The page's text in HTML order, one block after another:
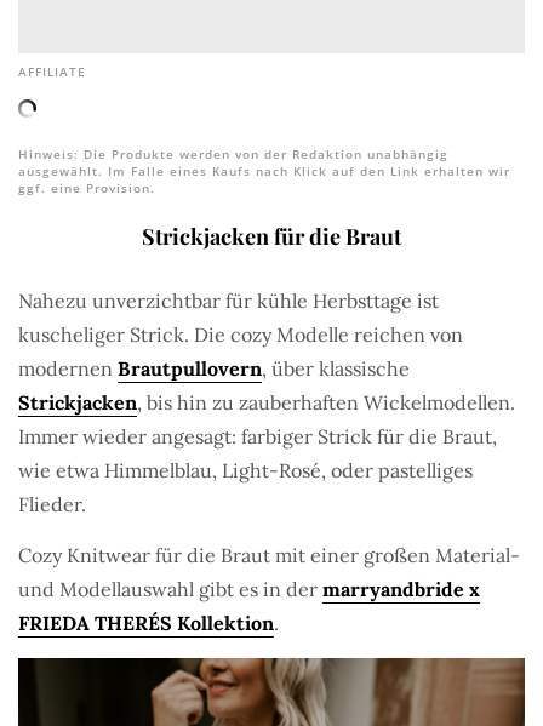
AFFILIATE
Hinweis: Die Produkte werden von der Redaktion unabhängig
ausgewählt. Im Falle eines Kaufs nach Klick auf den Link erhalten wir
ggf. eine Provision.
Strickjacken für die Braut
Nahezu unverzichtbar für kühle Herbsttage ist
kuscheliger Strick. Die cozy Modelle reichen von
modernen Brautpullovern, über klassische
Strickjacken, bis hin zu zauberhaften Wickelmodellen.
Immer wieder angesagt: farbiger Strick für die Braut,
wie etwa Himmelblau, Light-Rosé, oder pastelliges
Flieder.
Cozy Knitwear für die Braut mit einer großen Material-
und Modellauswahl gibt es in der marryandbride x
FRIEDA THERÉS Kollektion.